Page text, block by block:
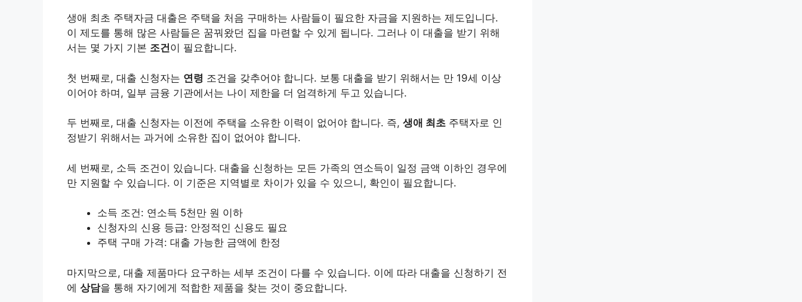
생애 최초 주택자금 대출은 주택을 처음 구매하는 사람들이 필요한 자금을 지원하는 제도입니다.
이 제도를 통해 많은 사람들은 꿈꿔왔던 집을 마련할 수 있게 됩니다. 그러나 이 대출을 받기 위해
서는 몇 가지 기본 조건이 필요합니다.
첫 번째로, 대출 신청자는 연령 조건을 갖추어야 합니다. 보통 대출을 받기 위해서는 만 19세 이상
이어야 하며, 일부 금융 기관에서는 나이 제한을 더 엄격하게 두고 있습니다.
두 번째로, 대출 신청자는 이전에 주택을 소유한 이력이 없어야 합니다. 즉, 생애 최초 주택자로 인
정받기 위해서는 과거에 소유한 집이 없어야 합니다.
세 번째로, 소득 조건이 있습니다. 대출을 신청하는 모든 가족의 연소득이 일정 금액 이하인 경우에
만 지원할 수 있습니다. 이 기준은 지역별로 차이가 있을 수 있으니, 확인이 필요합니다.
소득 조건: 연소득 5천만 원 이하
신청자의 신용 등급: 안정적인 신용도 필요
주택 구매 가격: 대출 가능한 금액에 한정
마지막으로, 대출 제품마다 요구하는 세부 조건이 다를 수 있습니다. 이에 따라 대출을 신청하기 전
에 상담을 통해 자기에게 적합한 제품을 찾는 것이 중요합니다.